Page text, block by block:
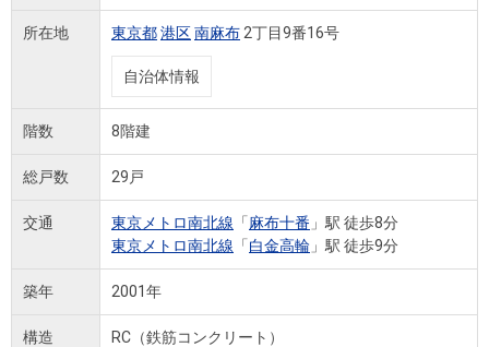
所在地 東京都港区南麻布 2丁目9番16号
自治体情報
階数 8階建
総戸数 29戸
交通 東京メトロ南北線 「麻布十番 」駅 徒歩8分
東京メトロ南北線 「白金高輪 」駅 徒歩9分
築年 2001年
構造 RC（鉄筋コンクリート）